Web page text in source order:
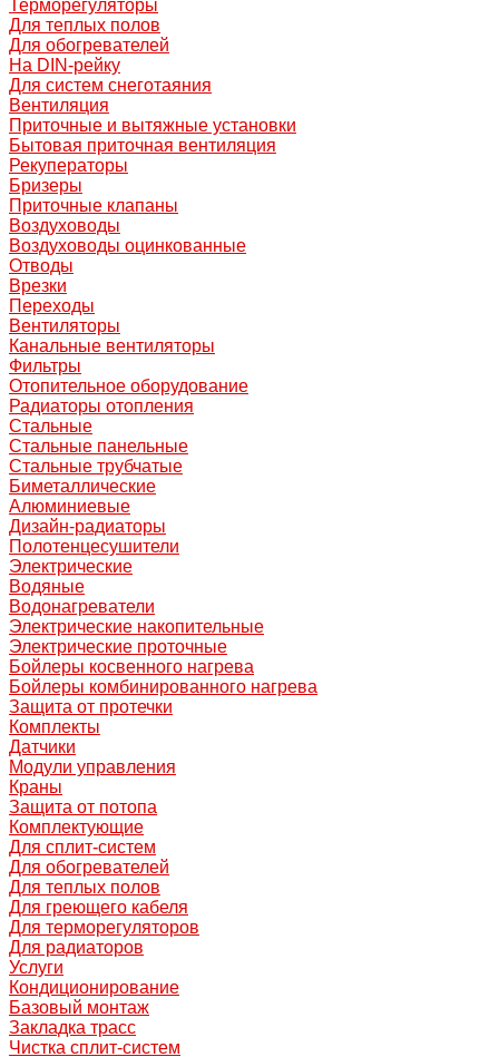
Терморегуляторы
Для теплых полов
Для обогревателей
На DIN-рейку
Для систем снеготаяния
Вентиляция
Приточные и вытяжные установки
Бытовая приточная вентиляция
Рекуператоры
Бризеры
Приточные клапаны
Воздуховоды
Воздуховоды оцинкованные
Отводы
Врезки
Переходы
Вентиляторы
Канальные вентиляторы
Фильтры
Отопительное оборудование
Радиаторы отопления
Стальные
Стальные панельные
Стальные трубчатые
Биметаллические
Алюминиевые
Дизайн-радиаторы
Полотенцесушители
Электрические
Водяные
Водонагреватели
Электрические накопительные
Электрические проточные
Бойлеры косвенного нагрева
Бойлеры комбинированного нагрева
Защита от протечки
Комплекты
Датчики
Модули управления
Краны
Защита от потопа
Комплектующие
Для сплит-систем
Для обогревателей
Для теплых полов
Для греющего кабеля
Для терморегуляторов
Для радиаторов
Услуги
Кондиционирование
Базовый монтаж
Закладка трасс
Чистка сплит-систем